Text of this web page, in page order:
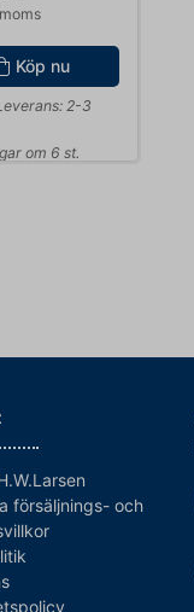
Köp nu
2-3
om 6 st.
försäljnings- och